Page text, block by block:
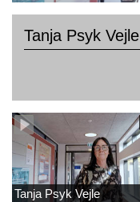
Tanja Psyk Vejle
Tanja Psyk Vejle